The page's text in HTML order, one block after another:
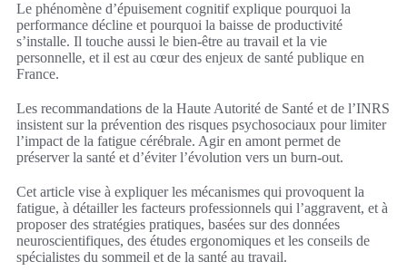
Le phénomène d’épuisement cognitif explique pourquoi la
performance décline et pourquoi la baisse de productivité
s’installe. Il touche aussi le bien-être au travail et la vie
personnelle, et il est au cœur des enjeux de santé publique en
France.
Les recommandations de la Haute Autorité de Santé et de l’INRS
insistent sur la prévention des risques psychosociaux pour limiter
l’impact de la fatigue cérébrale. Agir en amont permet de
préserver la santé et d’éviter l’évolution vers un burn-out.
Cet article vise à expliquer les mécanismes qui provoquent la
fatigue, à détailler les facteurs professionnels qui l’aggravent, et à
proposer des stratégies pratiques, basées sur des données
neuroscientifiques, des études ergonomiques et les conseils de
spécialistes du sommeil et de la santé au travail.